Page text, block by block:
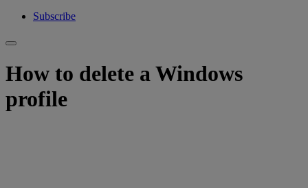
Subscribe
How to delete a Windows
profile